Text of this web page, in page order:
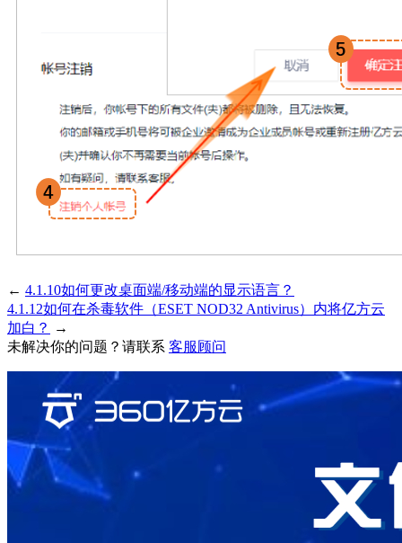
← 4.1.10如何更改桌面端/移动端的显示语言？
4.1.12如何在杀毒软件（ESET NOD32 Antivirus）内将亿方云
加白？
→
未解决你的问题？请联系 客服顾问